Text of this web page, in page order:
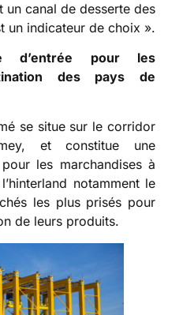
un canal de desserte des
un indicateur de choix ».
d’entrée pour les
des pays de
se situe sur le corridor
et constitue une
les marchandises à
notamment le
les plus prisés pour
de leurs produits.